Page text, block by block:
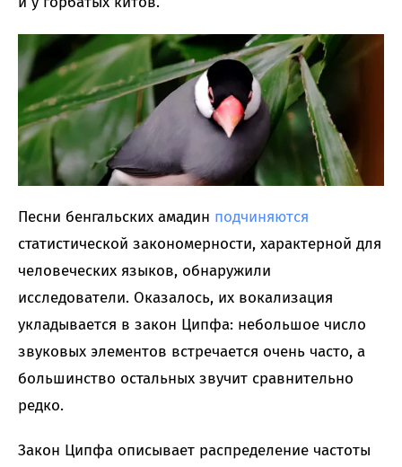
Песни бенгальских амадин подчиняются
статистической закономерности, характерной для
человеческих языков, обнаружили
исследователи. Оказалось, их вокализация
укладывается в закон Ципфа: небольшое число
звуковых элементов встречается очень часто, а
большинство остальных звучит сравнительно
редко.
Закон Ципфа описывает распределение частоты